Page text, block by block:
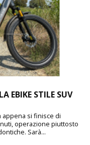
EBIKE STILE SUV
si finisce di
operazione piuttosto
Sarà...